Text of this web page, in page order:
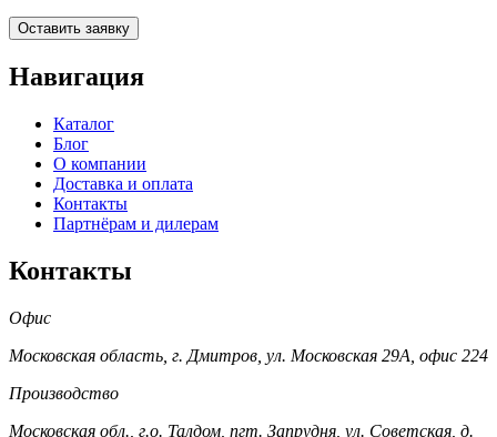
Оставить заявку
Навигация
Каталог
Блог
О компании
Доставка и оплата
Контакты
Партнёрам и дилерам
Контакты
Офис
Московская область, г. Дмитров, ул. Московская 29А, офис 224
Производство
Московская обл., г.о. Талдом, пгт. Запрудня, ул. Советская, д.